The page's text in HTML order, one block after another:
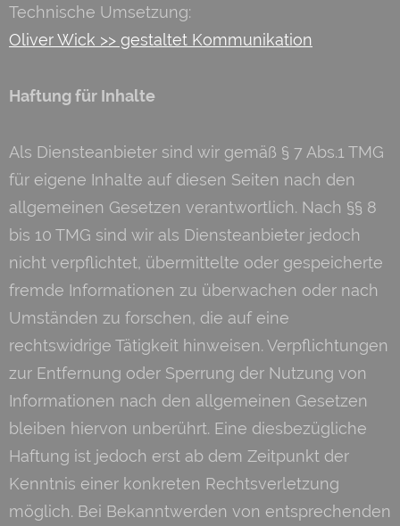
Technische Umsetzung:
Oliver Wick >> gestaltet Kommunikation
Haftung für Inhalte
Als Diensteanbieter sind wir gemäß § 7 Abs.1 TMG
für eigene Inhalte auf diesen Seiten nach den
allgemeinen Gesetzen verantwortlich. Nach §§ 8
bis 10 TMG sind wir als Diensteanbieter jedoch
nicht verpflichtet, übermittelte oder gespeicherte
fremde Informationen zu überwachen oder nach
Umständen zu forschen, die auf eine
rechtswidrige Tätigkeit hinweisen. Verpflichtungen
zur Entfernung oder Sperrung der Nutzung von
Informationen nach den allgemeinen Gesetzen
bleiben hiervon unberührt. Eine diesbezügliche
Haftung ist jedoch erst ab dem Zeitpunkt der
Kenntnis einer konkreten Rechtsverletzung
möglich. Bei Bekanntwerden von entsprechenden